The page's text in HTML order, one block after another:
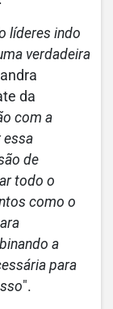
líderes indo
verdadeira
da
com a
essa
de
todo o
como o
a
para
".